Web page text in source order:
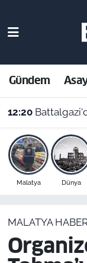
Gündem
12:20 Battalgazi'de imar
Malatya Dünya
MALATYA
Asayiş
Ekonomi
Dünya
Bölge
Resmi
Malatya
Malatya
Malatya
Malatya
Süper Lig
Son Dakika
Haber